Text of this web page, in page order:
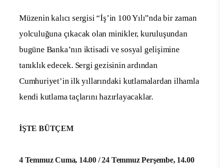
Müzenin kalıcı sergisi “İş’in 100 Yılı”nda bir zaman
yolculuğuna çıkacak olan minikler, kuruluşundan
bugüne Banka’nın iktisadi ve sosyal gelişimine
tanıklık edecek. Sergi gezisinin ardından
Cumhuriyet’in ilk yıllarındaki kutlamalardan ilhamla
kendi kutlama taçlarını hazırlayacaklar.
İŞTE BÜTÇEM
4 Temmuz Cuma, 14.00 /24 Temmuz Perşembe, 14.00